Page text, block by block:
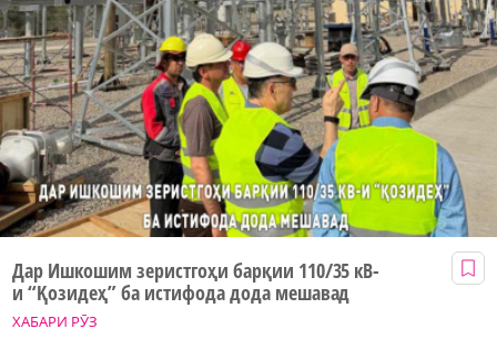
ХАБАРИ РӮЗ
Дар Ишкошим зеристгоҳи барқии 110/35 кВ-
и “Қозидеҳ” ба истифода дода мешавад